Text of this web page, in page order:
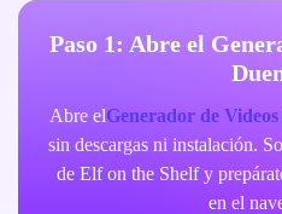
Paso 1: Abre el
Abre elGenerador de
sin descargas ni instalación.
de Elf on the Shelf y
en el